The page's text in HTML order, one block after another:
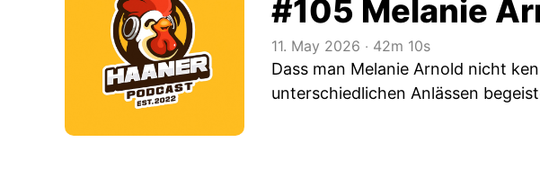
#105 Melanie
11. May 2026 ‧ 42m 10s
Dass man Melanie Arnold nicht
unterschiedlichen Anlässen